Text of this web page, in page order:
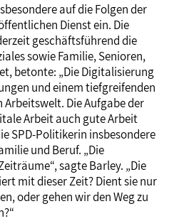
auf die Folgen der
Dienst ein. Die
geschäftsführend die
sowie Familie, Senioren,
betonte: „Die Digitalisierung
und einem tiefgreifenden
Die Aufgabe der
Arbeit auch gute Arbeit
SPD-Politikerin insbesondere
und Beruf. „Die
sagte Barley. „Die
mit dieser Zeit? Dient sie nur
oder gehen wir den Weg zu